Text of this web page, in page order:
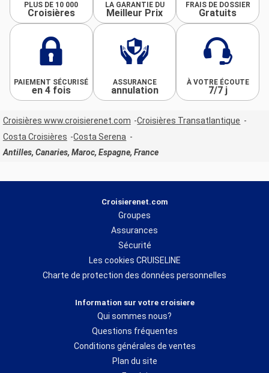
PLUS DE 10 000
Croisières
LA GARANTIE DU
Meilleur Prix
FRAIS DE DOSSIER
Gratuits
PAIEMENT SÉCURISÉ
en 4 fois
ASSURANCE
annulation
À VOTRE ÉCOUTE
7/7 j
Croisières www.croisierenet.com
Croisières Transatlantique
Costa Croisières
Costa Serena
Antilles, Canaries, Maroc, Espagne, France
Croisierenet.com
Groupes
Assurances
Sécurité
Les cookies CRUISELINE
Charte de protection des données personnelles
Information sur votre croisiere
Qui sommes nous?
Questions fréquentes
Conditions générales de ventes
Plan du site